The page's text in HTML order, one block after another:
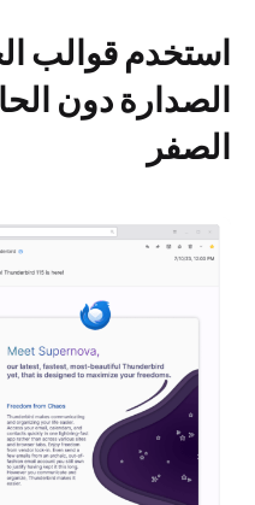
استخدم قوالب
الصدارة دون
الصفر